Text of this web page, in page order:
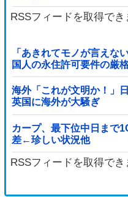
RSSフィードを取得でき
「あきれてモノが言えな
国人の永住許可要件の厳
海外「これが文明か！」
英国に海外が大騒ぎ
カープ、最下位中日まで
差←珍しい状況他
RSSフィードを取得でき